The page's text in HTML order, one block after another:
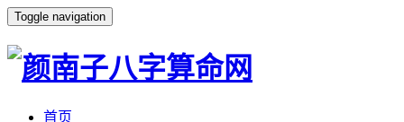
Toggle navigation
首页